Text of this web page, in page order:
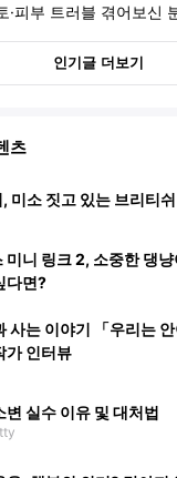
·피부 트러블 겪어보신
인기글 더보기
츠
미소 짓고 있는 브리티
미니 링크 2, 소중한 댕
다면?
사는 이야기 「우리는
가 인터뷰
변 실수 이유 및 대처법